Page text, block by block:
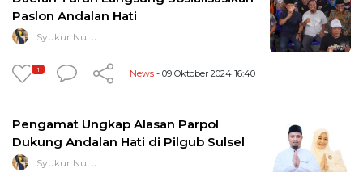
Paslon Andalan Hati
Syukur Nutu
1 News - 09 Oktober 2024 16:40
Pengamat Ungkap Alasan Parpol
Dukung Andalan Hati di Pilgub Sulsel
Syukur Nutu